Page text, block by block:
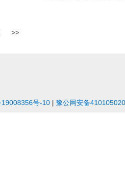
>>
19008356号-10 | 豫公网安备